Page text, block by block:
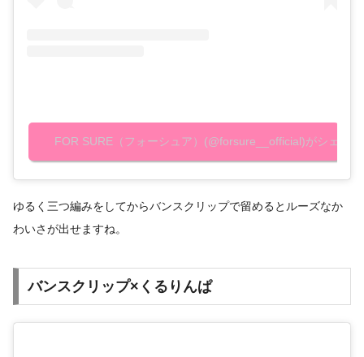
FOR SURE（フォーシュア）(@forsure__official)がシェア
ゆるく三つ編みをしてからバンスクリップで留めるとルーズなか
わいさが出せますね。
バンスクリップ×くるりんぱ